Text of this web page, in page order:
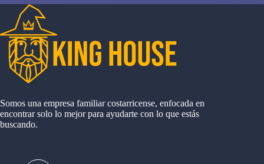
Somos una empresa familiar costarricense, enfocada en
encontrar solo lo mejor para ayudarte con lo que estás
buscando.